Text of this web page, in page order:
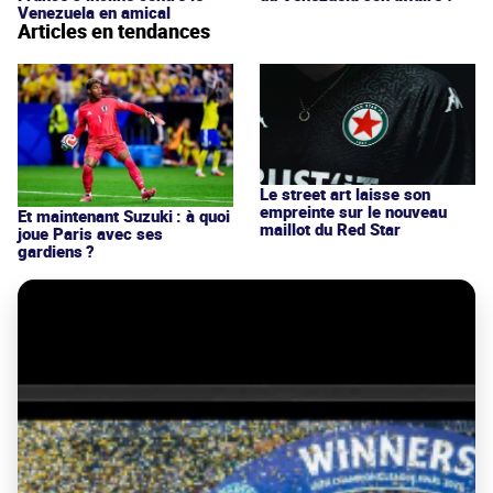
Venezuela en amical
Articles en tendances
Et maintenant Suzuki : à quoi
joue Paris avec ses
gardiens ?
Le street art laisse son
empreinte sur le nouveau
maillot du Red Star